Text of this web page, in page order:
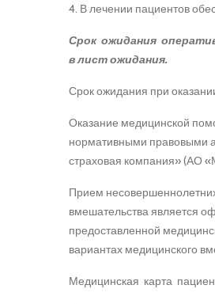
4. В лечении пациентов
Срок ожидания
в лист ожидания.
Срок ожидания при
Оказание медицинской
нормативными правовыми
страховая компания»
Прием
вмешательства является
предоставленной
вариантах медицинского
Медицинская карта